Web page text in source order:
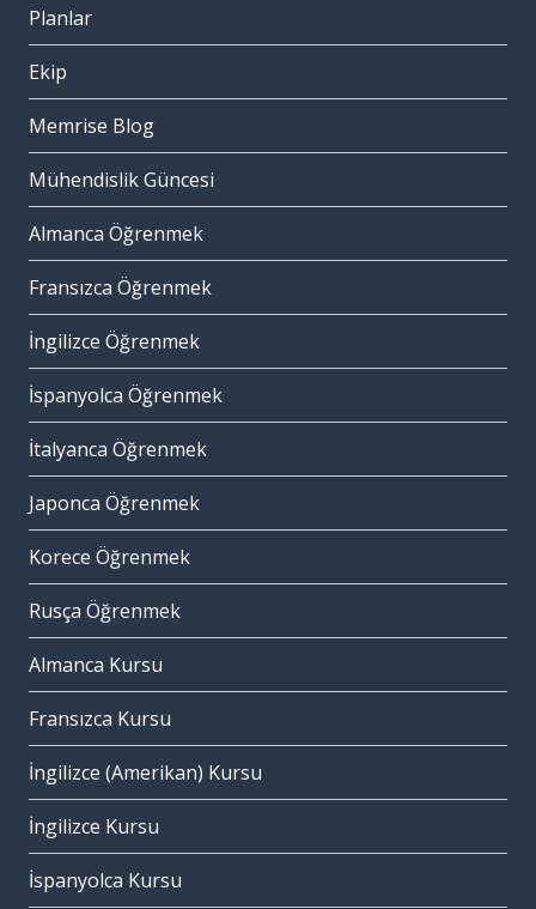
Planlar
Ekip
Memrise Blog
Mühendislik Güncesi
Almanca Öğrenmek
Fransızca Öğrenmek
İngilizce Öğrenmek
İspanyolca Öğrenmek
İtalyanca Öğrenmek
Japonca Öğrenmek
Korece Öğrenmek
Rusça Öğrenmek
Almanca Kursu
Fransızca Kursu
İngilizce (Amerikan) Kursu
İngilizce Kursu
İspanyolca Kursu